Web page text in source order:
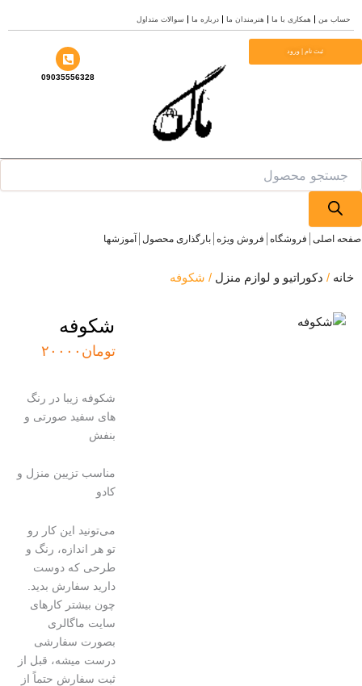
حساب من همکاری با ما هنرمندان ما درباره ما سوالات متداول
ثبت نام | ورود
09035556328
اصلی فروشگاه فروش ویژه بارگذاری محصول آموزشها
/دکوراتیو و لوازم منزل / شکوفه
شکوفه
تومان۲۰۰۰۰
شکوفه زیبا در رنگ
های سفید صورتی و
بنفش
مناسب تزیین منزل و
کادو
می‌تونید این کار رو
تو هر اندازه، رنگ و
طرحی که دوست
دارید سفارش بدید.
چون بیشتر کارهای
سایت ماگالری
بصورت سفارشی
درست میشه، قبل از
ثبت سفارش حتماً از